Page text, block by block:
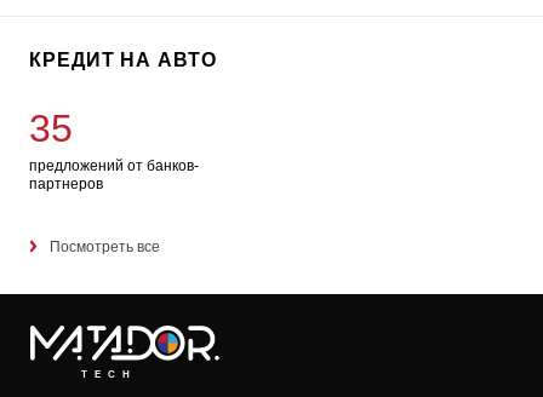
КРЕДИТ НА АВТО
35
предложений от банков-
партнеров
Посмотреть все
TECH